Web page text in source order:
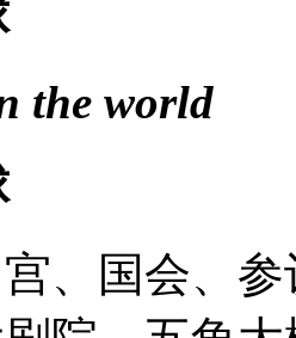
the world
、国会、